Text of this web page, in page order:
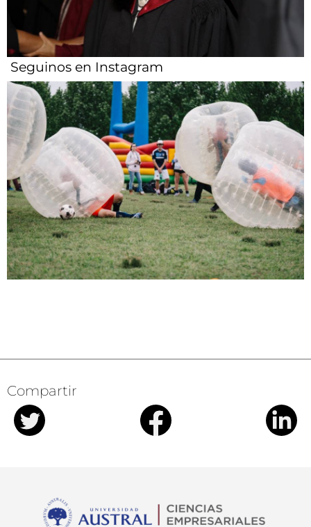
Seguinos en Instagram
Compartir